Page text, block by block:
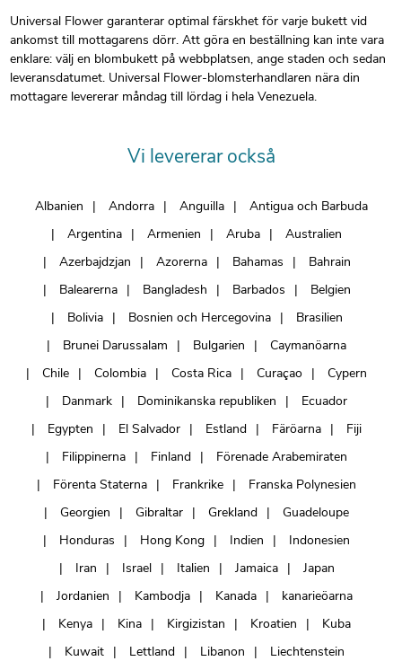
Universal Flower garanterar optimal färskhet för varje bukett vid
ankomst till mottagarens dörr. Att göra en beställning kan inte vara
enklare: välj en blombukett på webbplatsen, ange staden och sedan
leveransdatumet. Universal Flower-blomsterhandlaren nära din
mottagare levererar måndag till lördag i hela Venezuela.
Vi levererar också
Albanien Andorra Anguilla
Antigua och Barbuda
Argentina
Armenien Aruba
Australien
Azerbajdzjan
Azorerna Bahamas
Bahrain
Balearerna
Bangladesh Barbados
Belgien
Bolivia
Bosnien och Hercegovina
Brasilien
Brunei Darussalam
Bulgarien
Caymanöarna
Chile
Colombia Costa Rica Curaçao
Cypern
Danmark
Dominikanska republiken
Ecuador
Egypten
El Salvador Estland Färöarna
Fiji
Filippinerna
Finland
Förenade Arabemiraten
Förenta Staterna
Frankrike
Franska Polynesien
Georgien
Gibraltar Grekland
Guadeloupe
Honduras
Hong Kong Indien
Indonesien
Iran
Israel Italien Jamaica
Japan
Jordanien
Kambodja Kanada
kanarieöarna
Kenya
Kina Kirgizistan Kroatien
Kuba
Kuwait
Lettland Libanon
Liechtenstein